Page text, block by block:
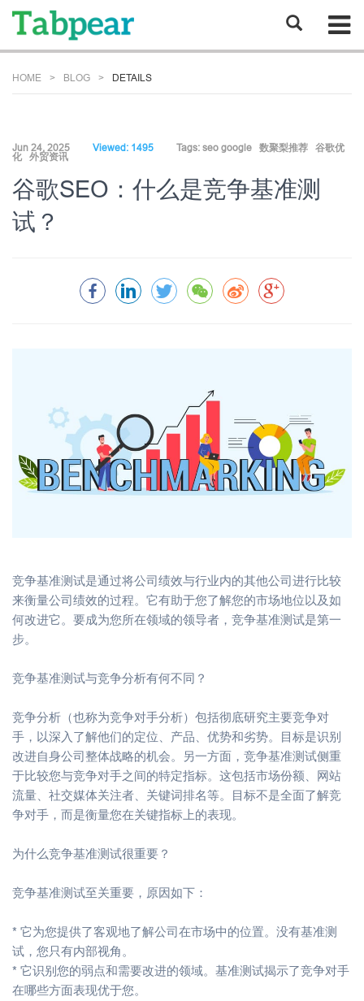
HOME BLOG DETAILS
Jun 24, 2025 Viewed: 1495 Tags: seo google 数聚梨推荐 谷歌优
化 外贸资讯
谷歌SEO：什么是竞争基准测
试？
竞争基准测试是通过将公司绩效与行业内的其他公司进行比较
来衡量公司绩效的过程。它有助于您了解您的市场地位以及如
何改进它。要成为您所在领域的领导者，竞争基准测试是第一
步。
竞争基准测试与竞争分析有何不同？
竞争分析（也称为竞争对手分析）包括彻底研究主要竞争对
手，以深入了解他们的定位、产品、优势和劣势。目标是识别
改进自身公司整体战略的机会。另一方面，竞争基准测试侧重
于比较您与竞争对手之间的特定指标。这包括市场份额、网站
流量、社交媒体关注者、关键词排名等。目标不是全面了解竞
争对手，而是衡量您在关键指标上的表现。
为什么竞争基准测试很重要？
竞争基准测试至关重要，原因如下：
* 它为您提供了客观地了解公司在市场中的位置。没有基准测
试，您只有内部视角。
* 它识别您的弱点和需要改进的领域。基准测试揭示了竞争对手
在哪些方面表现优于您。